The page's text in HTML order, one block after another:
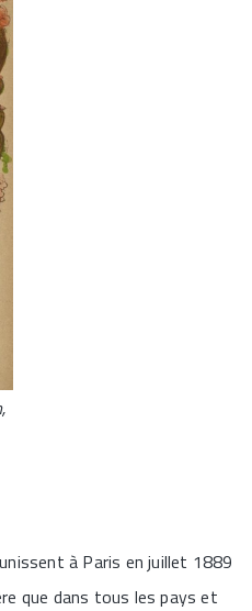
à Paris en juillet 1889
que dans tous les pays et